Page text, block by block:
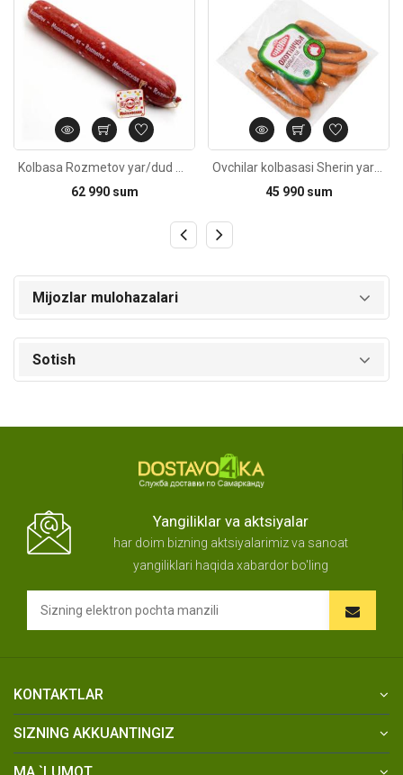
62 990 sum
45 990 sum
Mijozlar mulohazalari
Sotish
Yangiliklar va aktsiyalar
har doim bizning aktsiyalarimiz va sanoat
yangiliklari haqida xabardor bo'ling
KONTAKTLAR
SIZNING AKKUANTINGIZ
MA `LUMOT